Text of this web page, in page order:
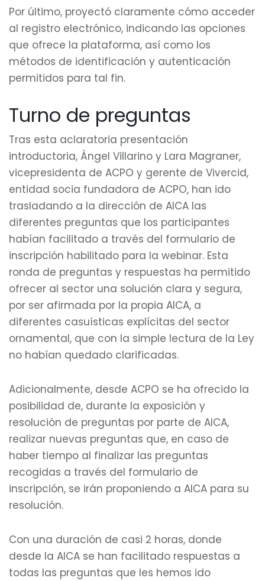
Por último, proyectó claramente cómo acceder
al registro electrónico, indicando las opciones
que ofrece la plataforma, así como los
métodos de identificación y autenticación
permitidos para tal fin.
Turno de preguntas
Tras esta aclaratoria presentación
introductoria, Àngel Villarino y Lara Magraner,
vicepresidenta de ACPO y gerente de Vivercid,
entidad socia fundadora de ACPO, han ido
trasladando a la dirección de AICA las
diferentes preguntas que los participantes
habían facilitado a través del formulario de
inscripción habilitado para la webinar. Esta
ronda de preguntas y respuestas ha permitido
ofrecer al sector una solución clara y segura,
por ser afirmada por la propia AICA, a
diferentes casuísticas explícitas del sector
ornamental, que con la simple lectura de la Ley
no habían quedado clarificadas.
Adicionalmente, desde ACPO se ha ofrecido la
posibilidad de, durante la exposición y
resolución de preguntas por parte de AICA,
realizar nuevas preguntas que, en caso de
haber tiempo al finalizar las preguntas
recogidas a través del formulario de
inscripción, se irán proponiendo a AICA para su
resolución.
Con una duración de casi 2 horas, donde
desde la AICA se han facilitado respuestas a
todas las preguntas que les hemos ido